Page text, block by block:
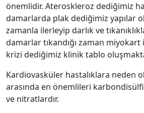
önemlidir. Ateroskleroz dediğimiz
damarlarda plak dediğimiz yapılar
zamanla ilerleyip darlık ve
damarlar tıkandığı zaman
krizi dediğimiz klinik tablo
Kardiovasküler hastalıklara neden
arasında en önemlileri
ve nitratlardır.